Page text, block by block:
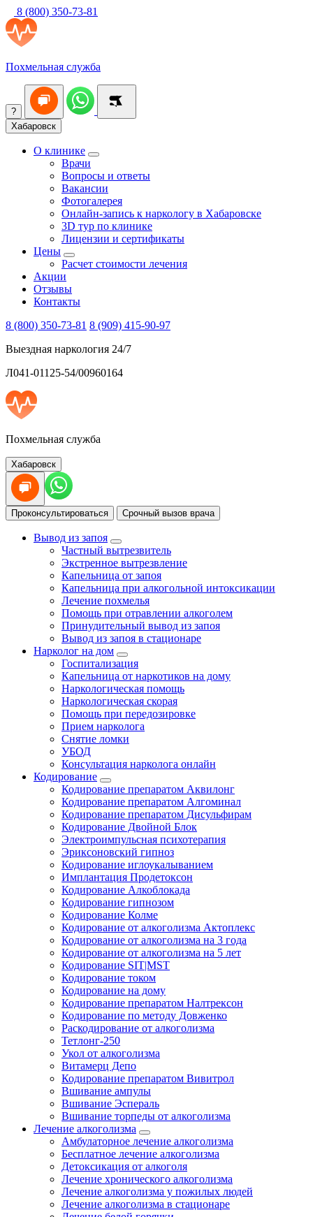
8 (800) 350-73-81
Похмельная служба
?
Хабаровск
О клинике
Врачи
Вопросы и ответы
Вакансии
Фотогалерея
Онлайн-запись к наркологу в Хабаровске
3D тур по клинике
Лицензии и сертификаты
Цены
Расчет стоимости лечения
Акции
Отзывы
Контакты
8 (800) 350-73-81 8 (909) 415-90-97
Выездная наркология 24/7
Л041-01125-54/00960164
Похмельная служба
Хабаровск
Проконсультироваться Срочный вызов врача
Вывод из запоя
Частный вытрезвитель
Экстренное вытрезвление
Капельница от запоя
Капельница при алкогольной интоксикации
Лечение похмелья
Помощь при отравлении алкоголем
Принудительный вывод из запоя
Вывод из запоя в стационаре
Нарколог на дом
Госпитализация
Капельница от наркотиков на дому
Наркологическая помощь
Наркологическая скорая
Помощь при передозировке
Прием нарколога
Снятие ломки
УБОД
Консультация нарколога онлайн
Кодирование
Кодирование препаратом Аквилонг
Кодирование препаратом Алгоминал
Кодирование препаратом Дисульфирам
Кодирование Двойной Блок
Электроимпульсная психотерапия
Эриксоновский гипноз
Кодирование иглоукалыванием
Имплантация Продетоксон
Кодирование Алкоблокада
Кодирование гипнозом
Кодирование Колме
Кодирование от алкоголизма Актоплекс
Кодирование от алкоголизма на 3 года
Кодирование от алкоголизма на 5 лет
Кодирование SIT|MST
Кодирование током
Кодирование на дому
Кодирование препаратом Налтрексон
Кодирование по методу Довженко
Раскодирование от алкоголизма
Тетлонг-250
Укол от алкоголизма
Витамерц Депо
Кодирование препаратом Вивитрол
Вшивание ампулы
Вшивание Эспераль
Вшивание торпеды от алкоголизма
Лечение алкоголизма
Амбулаторное лечение алкоголизма
Бесплатное лечение алкоголизма
Детоксикация от алкоголя
Лечение хронического алкоголизма
Лечение алкоголизма у пожилых людей
Лечение алкоголизма в стационаре